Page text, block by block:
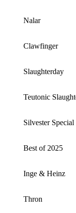
Nalar
Clawfinger
Slaughterday
Teutonic
Silvester Special
Best of 2025
Inge & Heinz
Thron